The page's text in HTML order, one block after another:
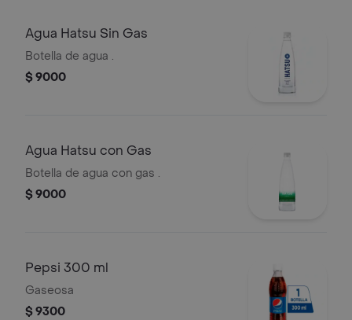
Agua Hatsu Sin Gas
Botella de agua .
$ 9000
Agua Hatsu con Gas
Botella de agua con gas .
$ 9000
Pepsi 300 ml
Gaseosa
$ 9300